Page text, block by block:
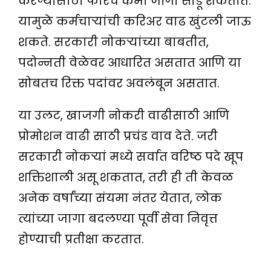
यामुळे कर्मचार्‍यांची करिअर वाढ खुंटली जाऊ
शकते. सरकारी नोकऱ्यांच्या बाबतीत,
पदोन्नती वेळेवर आधारित असतात आणि या
सोबतच रिक्त पदांवर अवलंबून असतात.
या उलट, खाजगी नोकरी वाढीसाठी आणि
प्रोमोशन वाढी साठी प्रचंड वाव देते. जरी
सरकारी नोकऱ्यां मध्ये सर्वात वरिष्ठ पदे खूप
शक्तिशाली असू शकतात, तरी ही ती केवळ
अनेक वर्षांच्या संयमा नंतर येतात, लोक
त्यांच्या जागा बदलण्या पूर्वी सेवा निवृत्त
होण्याची प्रतीक्षा करतात.